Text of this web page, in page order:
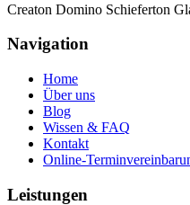
Creaton Domino Schieferton
Navigation
Home
Über uns
Blog
Wissen & FAQ
Kontakt
Online-
Leistungen